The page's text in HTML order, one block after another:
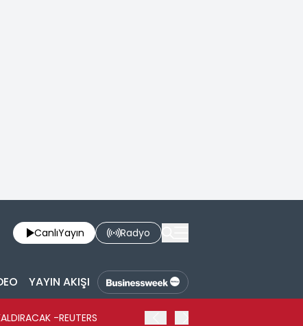
CanlıYayın Radyo
YAYIN AKIŞI
-REUTERS